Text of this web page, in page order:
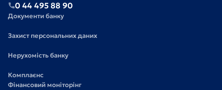
0 44 495 88 90
Документи банку
Захист персональних даних
Нерухомість банку
Комплаєнс
Фінансовий моніторінг